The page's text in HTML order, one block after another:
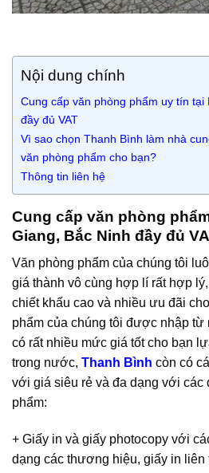
Nội dung chính
Cung cấp văn phòng phẩm uy tín tại
đầy đủ VAT
Vì sao chọn Thanh Bình làm nhà
văn phòng phẩm cho bạn?
Thông tin liên hệ
Cung cấp văn phòng
Giang, Bắc Ninh đầy đủ
Văn phòng phẩm của chúng tôi
giá thành vô cùng hợp lí rất hợp
chiết khấu cao và nhiều ưu đãi
phẩm của chúng tôi được nhập từ
có rất nhiều mức giá tốt cho bạn
trong nước, Thanh Bình còn có
với giá siêu rẻ và đa dạng với các
phẩm:
+ Giấy in và giấy photocopy với
dạng các thương hiệu, giấy in liên